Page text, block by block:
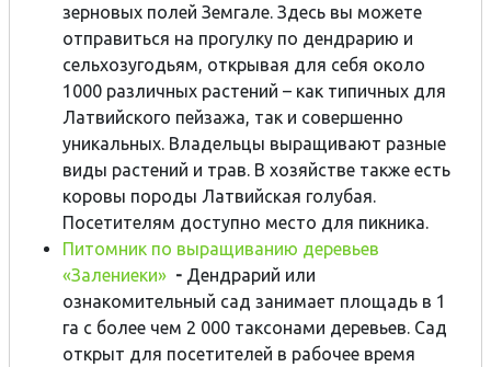
зерновых полей Земгале. Здесь вы можете
отправиться на прогулку по дендрарию и
сельхозугодьям, открывая для себя около
1000 различных растений – как типичных для
Латвийского пейзажа, так и совершенно
уникальных. Владельцы выращивают разные
виды растений и трав. В хозяйстве также есть
коровы породы Латвийская голубая.
Посетителям доступно место для пикника.
Питомник по выращиванию деревьев
«Залениеки» - Дендрарий или
ознакомительный сад занимает площадь в 1
га с более чем 2 000 таксонами деревьев. Сад
открыт для посетителей в рабочее время